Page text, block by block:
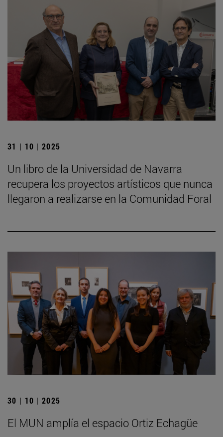
31 | 10 | 2025
Un libro de la Universidad de Navarra
recupera los proyectos artísticos que nunca
llegaron a realizarse en la Comunidad Foral
30 | 10 | 2025
El MUN amplía el espacio Ortiz Echagüe